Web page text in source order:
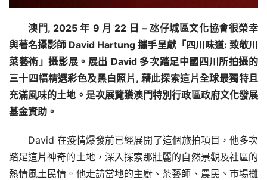
澳門, 2025 年 9 月 22 日 – 氹仔城區文化協會很榮幸
與著名攝影師 David Hartung 攜手呈獻「四川味道: 致敬川
菜藝術」攝影展。展出 David 多次踏足中國四川所拍攝的
三十四幅精選彩色及黑白照片, 藉此探索這片全球最獨特且
充滿風味的土地。是次展覽獲澳門特別行政區政府文化發展
基金資助。
David 在疫情爆發前已經展開了這個旅拍項目，他多次
踏足這片神奇的土地，深入探索那壯麗的自然景觀及社區的
熱情風土民情。他走訪當地的主廚、茶藝師、農民、市場攤